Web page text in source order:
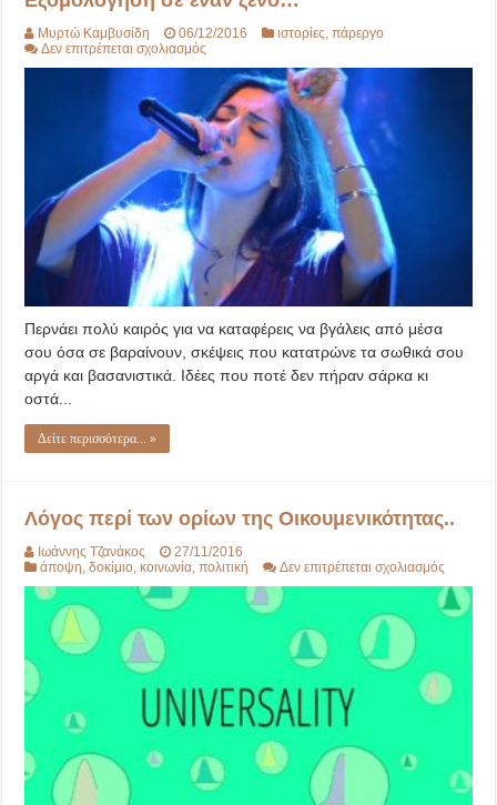
Μυρτώ Καμβυσίδη 06/12/2016 ιστορίες,πάρεργο
Δεν επιτρέπεται σχολιασμός
έναν
ξένο…
Περνάει πολύ καιρός για να καταφέρεις να βγάλεις από μέσα
σου όσα σε βαραίνουν, σκέψεις που κατατρώνε τα σωθικά σου
αργά και βασανιστικά. Ιδέες που ποτέ δεν πήραν σάρκα κι
οστά...
Δείτε περισσότερα... »
Λόγος περί των ορίων της Οικουμενικότητας..
Ιωάννης Τζανάκος
27/11/2016
άποψη,δοκίμιο,κοινωνία,πολιτική Δεν επιτρέπεται σχολιασμός
περί
των